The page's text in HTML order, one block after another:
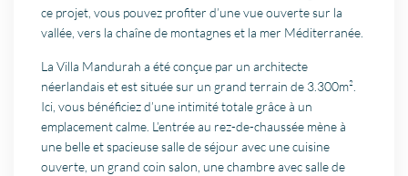
ce projet, vous pouvez profiter d’une vue ouverte sur la
vallée, vers la chaîne de montagnes et la mer Méditerranée.
La Villa Mandurah a été conçue par un architecte
néerlandais et est située sur un grand terrain de 3.300m².
Ici, vous bénéficiez d’une intimité totale grâce à un
emplacement calme. L’entrée au rez-de-chaussée mène à
une belle et spacieuse salle de séjour avec une cuisine
ouverte, un grand coin salon, une chambre avec salle de